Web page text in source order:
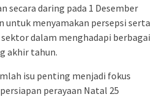
secara daring pada 1 Desember
untuk menyamakan persepsi serta
dalam menghadapi berbagai
akhir tahun.
isu penting menjadi fokus
perayaan Natal 25